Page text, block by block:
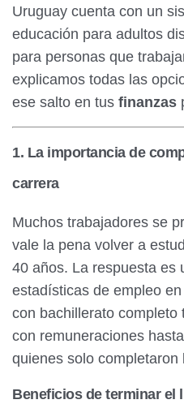
Uruguay cuenta con un
educación para adultos
para personas que
explicamos todas las
ese salto en tus finanzas
1. La importancia de
carrera
Muchos trabajadores se
vale la pena volver a
40 años. La respuesta es
estadísticas de empleo
con bachillerato completo
con remuneraciones
quienes solo completaron
Beneficios de terminar el